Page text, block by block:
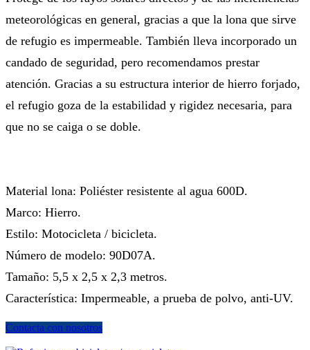
meteorológicas en general, gracias a que la lona que sirve
de refugio es impermeable. También lleva incorporado un
candado de seguridad, pero recomendamos prestar
atención. Gracias a su estructura interior de hierro forjado,
el refugio goza de la estabilidad y rigidez necesaria, para
que no se caiga o se doble.
Material lona: Poliéster resistente al agua 600D.
Marco: Hierro.
Estilo: Motocicleta / bicicleta.
Número de modelo: 90D07A.
Tamaño: 5,5 x 2,5 x 2,3 metros.
Característica: Impermeable, a prueba de polvo, anti-UV.
Contacta con nosotros